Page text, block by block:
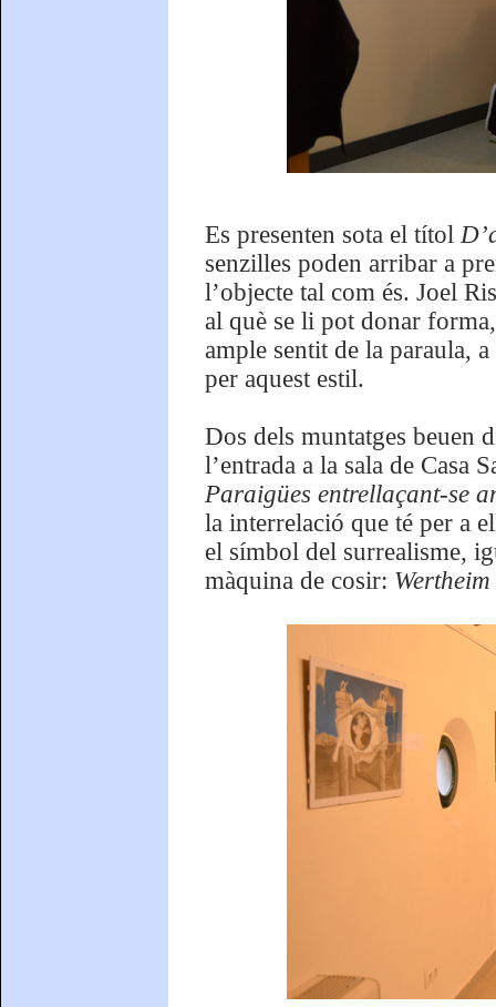
Es presenten sota el títol
senzilles poden arribar a
l’objecte tal com és. Joel
al què se li pot donar
ample sentit de la paraula,
per aquest estil.
Dos dels muntatges beuen
l’entrada a la sala de Casa
Paraigües entrellaçant-se
la interrelació que té per a
el símbol del surrealisme,
màquina de cosir: